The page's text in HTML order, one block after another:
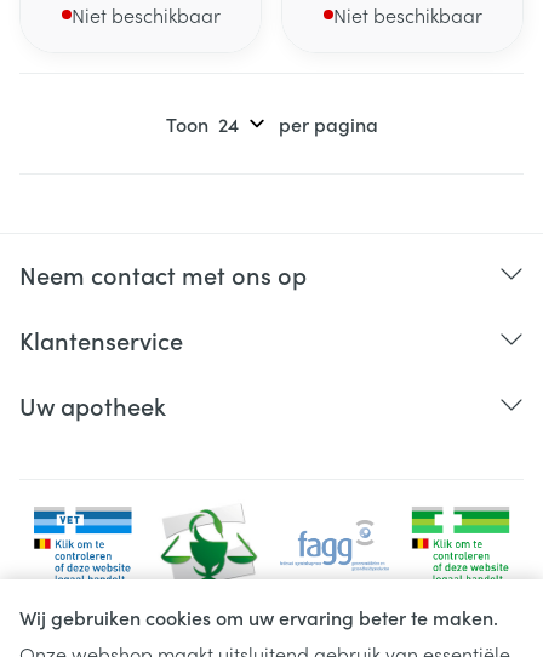
Wij gebruiken cookies om uw ervaring beter te maken.
Niet beschikbaar Niet beschikbaar
Toon per pagina
Neem contact met ons op
Klantenservice
Uw apotheek